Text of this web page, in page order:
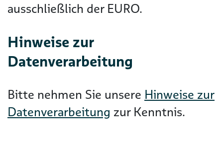
ausschließlich der EURO.
Hinweise zur
Datenverarbeitung
Bitte nehmen Sie unsere Hinweise zur
Datenverarbeitung zur Kenntnis.